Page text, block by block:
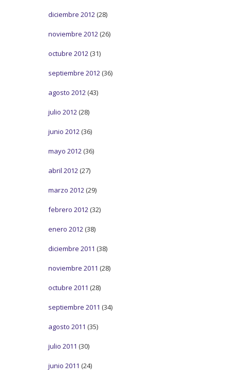
diciembre 2012 (28)
noviembre 2012 (26)
octubre 2012 (31)
septiembre 2012 (36)
agosto 2012 (43)
julio 2012 (28)
junio 2012 (36)
mayo 2012 (36)
abril 2012 (27)
marzo 2012 (29)
febrero 2012 (32)
enero 2012 (38)
diciembre 2011 (38)
noviembre 2011 (28)
octubre 2011 (28)
septiembre 2011 (34)
agosto 2011 (35)
julio 2011 (30)
junio 2011 (24)